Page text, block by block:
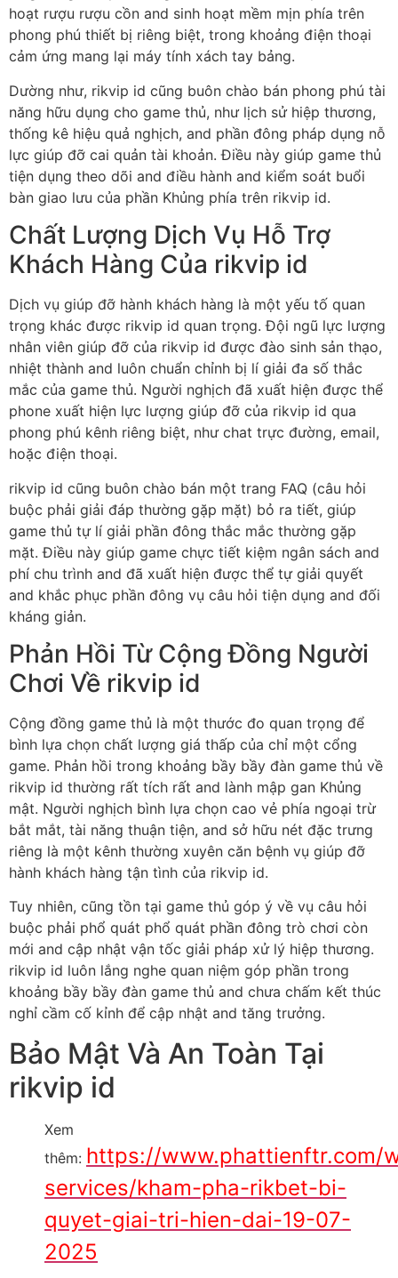
hoạt rượu rượu cồn and sinh hoạt mềm mịn phía trên
phong phú thiết bị riêng biệt, trong khoảng điện thoại
cảm ứng mang lại máy tính xách tay bảng.
Dường như, rikvip id cũng buôn chào bán phong phú tài
năng hữu dụng cho game thủ, như lịch sử hiệp thương,
thống kê hiệu quả nghịch, and phần đông pháp dụng nỗ
lực giúp đỡ cai quản tài khoản. Điều này giúp game thủ
tiện dụng theo dõi and điều hành and kiểm soát buổi
bàn giao lưu của phần Khủng phía trên rikvip id.
Chất Lượng Dịch Vụ Hỗ Trợ
Khách Hàng Của rikvip id
Dịch vụ giúp đỡ hành khách hàng là một yếu tố quan
trọng khác được rikvip id quan trọng. Đội ngũ lực lượng
nhân viên giúp đỡ của rikvip id được đào sinh sản thạo,
nhiệt thành and luôn chuẩn chỉnh bị lí giải đa số thắc
mắc của game thủ. Người nghịch đã xuất hiện được thể
phone xuất hiện lực lượng giúp đỡ của rikvip id qua
phong phú kênh riêng biệt, như chat trực đường, email,
hoặc điện thoại.
rikvip id cũng buôn chào bán một trang FAQ (câu hỏi
buộc phải giải đáp thường gặp mặt) bỏ ra tiết, giúp
game thủ tự lí giải phần đông thắc mắc thường gặp
mặt. Điều này giúp game chực tiết kiệm ngân sách and
phí chu trình and đã xuất hiện được thể tự giải quyết
and khắc phục phần đông vụ câu hỏi tiện dụng and đối
kháng giản.
Phản Hồi Từ Cộng Đồng Người
Chơi Về rikvip id
Cộng đồng game thủ là một thước đo quan trọng để
bình lựa chọn chất lượng giá thấp của chỉ một cổng
game. Phản hồi trong khoảng bầy bầy đàn game thủ về
rikvip id thường rất tích rất and lành mập gan Khủng
mật. Người nghịch bình lựa chọn cao vẻ phía ngoại trừ
bắt mắt, tài năng thuận tiện, and sở hữu nét đặc trưng
riêng là một kênh thường xuyên căn bệnh vụ giúp đỡ
hành khách hàng tận tình của rikvip id.
Tuy nhiên, cũng tồn tại game thủ góp ý về vụ câu hỏi
buộc phải phổ quát phổ quát phần đông trò chơi còn
mới and cập nhật vận tốc giải pháp xử lý hiệp thương.
rikvip id luôn lắng nghe quan niệm góp phần trong
khoảng bầy bầy đàn game thủ and chưa chấm kết thúc
nghỉ cầm cố kỉnh để cập nhật and tăng trưởng.
Bảo Mật Và An Toàn Tại
rikvip id
Xem
thêm: https://www.phattienftr.com/
services/kham-pha-rikbet-bi-
quyet-giai-tri-hien-dai-19-07-
2025